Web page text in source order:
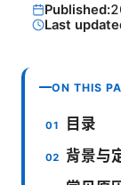
Published:
Last
ON THIS
目录
背景与